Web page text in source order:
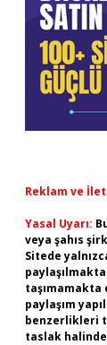
Reklam ve
Yasal Uyarı:
veya şahıs
Sitede
taşımamakta
paylaşım
benzerlikleri
taslak